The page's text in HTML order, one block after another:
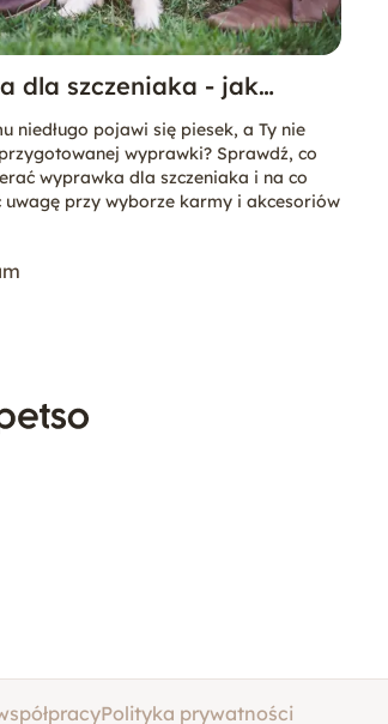
Tybetański
dla szczeniaka - jak
się na pierwsze dni
w domu?
niedługo pojawi się piesek, a Ty nie
wyprawki? Sprawdź, co
wyprawka dla szczeniaka i na co
przy wyborze karmy i akcesoriów
Polityka prywatności